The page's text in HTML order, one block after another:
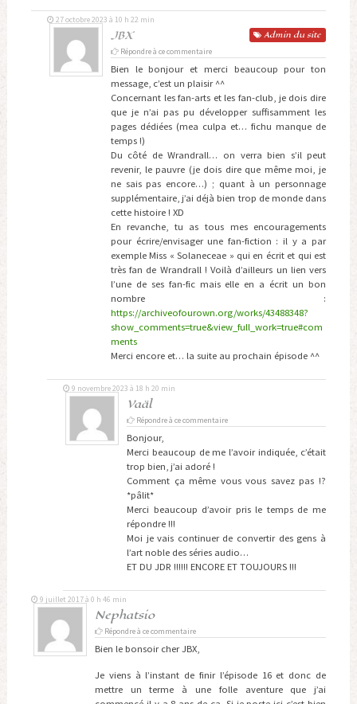
JBX Admin du site
27 octobre 2023 à 10 h 22 min
Répondre à ce commentaire
Bien le bonjour et merci beaucoup pour ton
message, c’est un plaisir ^^
Concernant les fan-arts et les fan-club, je dois dire
que je n’ai pas pu développer suffisamment les
pages dédiées (mea culpa et… fichu manque de
temps !)
Du côté de Wrandrall… on verra bien s’il peut
revenir, le pauvre (je dois dire que même moi, je
ne sais pas encore…) ; quant à un personnage
supplémentaire, j’ai déjà bien trop de monde dans
cette histoire ! XD
En revanche, tu as tous mes encouragements
pour écrire/envisager une fan-fiction : il y a par
exemple Miss « Solaneceae » qui en écrit et qui est
très fan de Wrandrall ! Voilà d’ailleurs un lien vers
l’une de ses fan-fic mais elle en a écrit un bon
nombre :
https://archiveofourown.org/works/43488348?
show_comments=true&view_full_work=true#com
ments
Merci encore et… la suite au prochain épisode ^^
Vaäl
9 novembre 2023 à 18 h 20 min
Répondre à ce commentaire
Bonjour,
Merci beaucoup de me l’avoir indiquée, c’était
trop bien, j’ai adoré !
Comment ça même vous vous savez pas !?
*pâlit*
Merci beaucoup d’avoir pris le temps de me
répondre !!!
Moi je vais continuer de convertir des gens à
l’art noble des séries audio…
ET DU JDR !!!!!! ENCORE ET TOUJOURS !!!
Nephatsio
9 juillet 2017 à 0 h 46 min
Répondre à ce commentaire
Bien le bonsoir cher JBX,
Je viens à l’instant de finir l’épisode 16 et donc de
mettre un terme à une folle aventure que j’ai